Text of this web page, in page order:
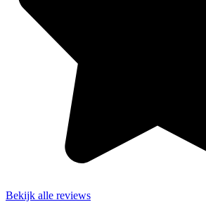
Bekijk alle reviews